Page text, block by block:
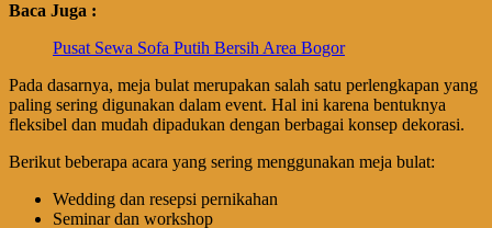
Baca Juga :
Pusat Sewa Sofa Putih Bersih Area Bogor
Pada dasarnya, meja bulat merupakan salah satu perlengkapan yang
paling sering digunakan dalam event. Hal ini karena bentuknya
fleksibel dan mudah dipadukan dengan berbagai konsep dekorasi.
Berikut beberapa acara yang sering menggunakan meja bulat:
Wedding dan resepsi pernikahan
Seminar dan workshop